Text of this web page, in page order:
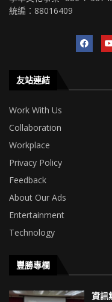
統編：88016409
友站連結
Work With Us
Collaboration
Workplace
Privacy Policy
Feedback
About Our Ads
Entertainment
Technology
豐勝專欄
資訊